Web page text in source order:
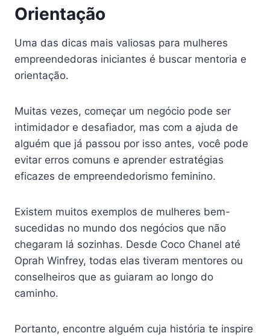
Orientação
Uma das dicas mais valiosas para mulheres
empreendedoras iniciantes é buscar mentoria e
orientação.
Muitas vezes, começar um negócio pode ser
intimidador e desafiador, mas com a ajuda de
alguém que já passou por isso antes, você pode
evitar erros comuns e aprender estratégias
eficazes de empreendedorismo feminino.
Existem muitos exemplos de mulheres bem-
sucedidas no mundo dos negócios que não
chegaram lá sozinhas. Desde Coco Chanel até
Oprah Winfrey, todas elas tiveram mentores ou
conselheiros que as guiaram ao longo do
caminho.
Portanto, encontre alguém cuja história te inspire